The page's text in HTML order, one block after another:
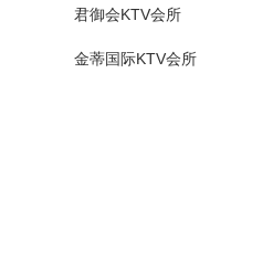
君御会KTV会所
金蒂国际KTV会所